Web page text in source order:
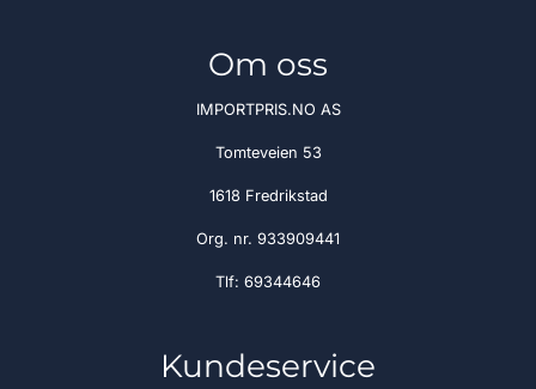
Om oss
IMPORTPRIS.NO AS
Tomteveien 53
1618 Fredrikstad
Org. nr. 933909441
Tlf: 69344646
Kundeservice